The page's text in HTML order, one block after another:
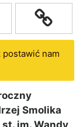
postawić nam
Smolika